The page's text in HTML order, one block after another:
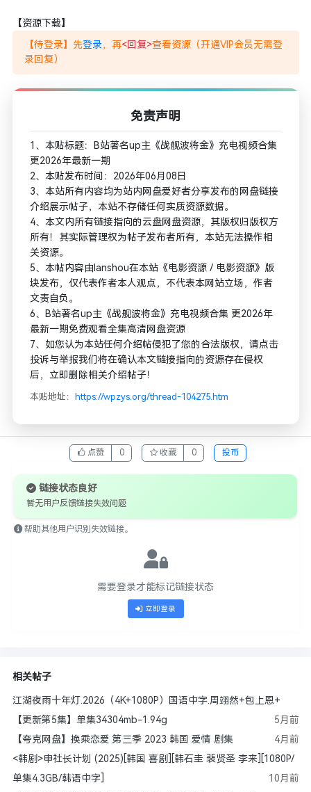
【资源下载】
【待登录】先登录，再<回复>查看资源（开通VIP会员无需登
录回复）
免责声明
1、本贴标题：B站著名up主《战舰波将金》充电视频合集
更2026年最新一期
2、本贴发布时间：2026年06月08日
3、本站所有内容均为站内网盘爱好者分享发布的网盘链接
介绍展示帖子，本站不存储任何实质资源数据。
4、本文内所有链接指向的云盘网盘资源，其版权归版权方
所有！其实际管理权为帖子发布者所有，本站无法操作相
关资源。
5、本帖内容由lanshou在本站《电影资源 / 电影资源》版
块发布，仅代表作者本人观点，不代表本网站立场，作者
文责自负。
6、B站著名up主《战舰波将金》充电视频合集 更2026年
最新一期免费观看全集高清网盘资源
7、如您认为本站任何介绍帖侵犯了您的合法版权，请点击
投诉与举报我们将在确认本文链接指向的资源存在侵权
后，立即删除相关介绍帖子！
本贴地址： https://wpzys.org/thread-104275.htm
点赞 0 收藏 0 投币
链接状态良好
暂无用户反馈链接失效问题
帮助其他用户识别失效链接。
需要登录才能标记链接状态
立即登录
相关帖子
江湖夜雨十年灯.2026（4K+1080P）国语中字.周翊然+包上恩+
【更新第5集】单集34304mb-1.94g
5月前
【夸克网盘】换乘恋爱 第三季 2023 韩国 爱情 剧集
4月前
<韩剧>申社长计划 (2025)[韩国 喜剧][韩石圭 裴贤圣 李来][1080P/
单集4.3GB/韩语中字]
10月前